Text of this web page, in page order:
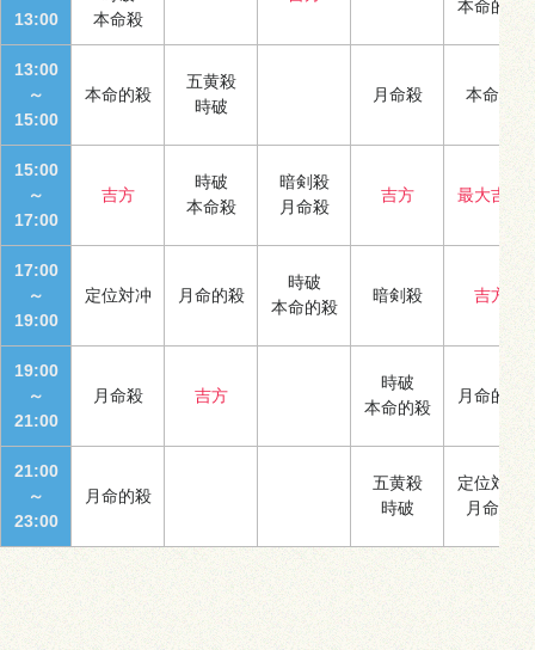
13:00
本命殺
本命的殺
13:00
～
15:00
本命的殺
五黄殺
時破
月命殺 本命殺
15:00
～
17:00
吉方
時破
本命殺
暗剣殺
月命殺
吉方 最大吉方
17:00
～
19:00
定位対冲 月命的殺
時破
本命的殺
暗剣殺 吉方
19:00
～
21:00
月命殺 吉方
時破
本命的殺
月命的殺
21:00
～
23:00
月命的殺
五黄殺
時破
定位対冲
月命殺